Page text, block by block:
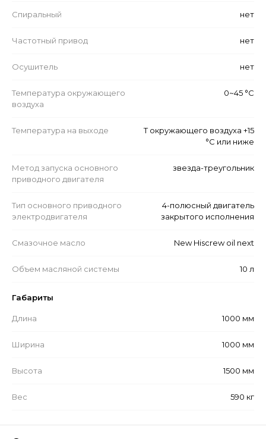
Спиральный нет
Частотный привод нет
Осушитель нет
Температура окружающего
воздуха
0~45 °C
Температура на выходе
Т окружающего воздуха +15
°C или ниже
Метод запуска основного
приводного двигателя
звезда-треугольник
Тип основного приводного
электродвигателя
4-полюсный двигатель
закрытого исполнения
Смазочное масло New Hiscrew oil next
Объем масляной системы 10 л
Габариты
Длина 1000 мм
Ширина 1000 мм
Высота 1500 мм
Вес 590 кг